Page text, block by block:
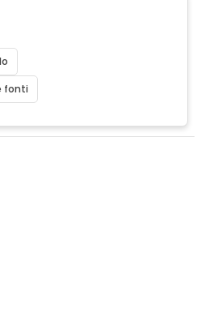
fonti